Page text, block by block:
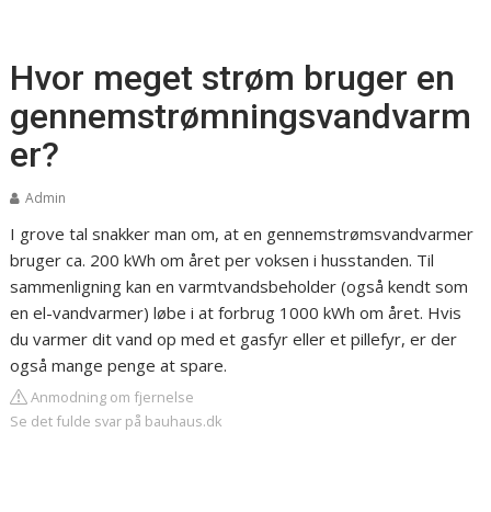
Hvor meget strøm bruger en
gennemstrømningsvandvarm
er?
Admin
I grove tal snakker man om, at en gennemstrømsvandvarmer
bruger ca. 200 kWh om året per voksen i husstanden. Til
sammenligning kan en varmtvandsbeholder (også kendt som
en el-vandvarmer) løbe i at forbrug 1000 kWh om året. Hvis
du varmer dit vand op med et gasfyr eller et pillefyr, er der
også mange penge at spare.
Anmodning om fjernelse
Se det fulde svar på bauhaus.dk